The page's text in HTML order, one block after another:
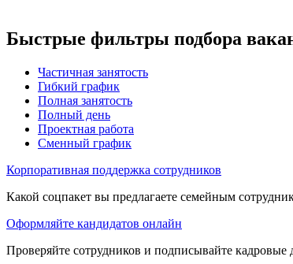
Быстрые фильтры подбора
Частичная занятость
Гибкий график
Полная занятость
Полный день
Проектная работа
Сменный график
Корпоративная поддержка сотрудников
Какой соцпакет вы предлагаете семейным
Оформляйте кандидатов онлайн
Проверяйте сотрудников и подписывайте